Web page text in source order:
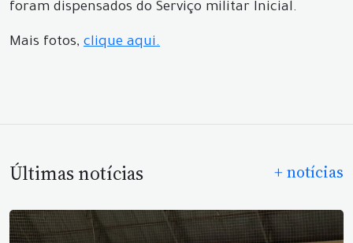
foram dispensados do Serviço militar Inicial.
Mais fotos, clique aqui.
Últimas notícias + notícias